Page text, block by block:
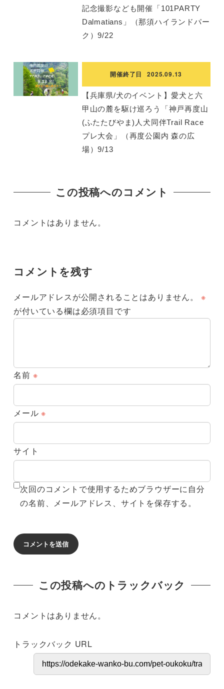
記念撮影なども開催「101PARTY
Dalmatians」（那須ハイランドパー
ク）9/22
開催終了日 2025.09.13
【兵庫県/犬のイベント】愛犬と六
甲山の麓を駆け巡ろう「神戸再度山
(ふたたびやま)人犬同伴Trail Race
プレ大会」（再度公園内 森の広
場）9/13
この投稿へのコメント
コメントはありません。
コメントを残す
メールアドレスが公開されることはありません。
※
が付いている欄は必須項目です
名前 ※
メール※
サイト
次回のコメントで使用するためブラウザーに自分
の名前、メールアドレス、サイトを保存する。
この投稿へのトラックバック
コメントはありません。
トラックバック URL